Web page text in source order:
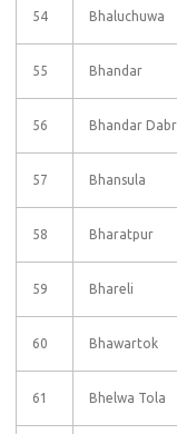
54 Bhaluchuwa
55 Bhandar
56 Bhandar
57 Bhansula
58 Bharatpur
59 Bhareli
60 Bhawartok
61 Bhelwa Tola